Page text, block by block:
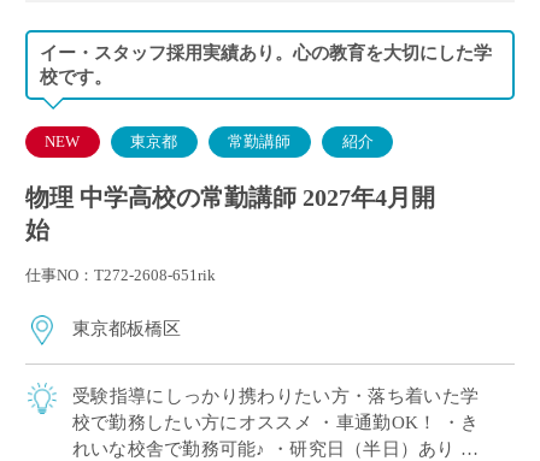
イー・スタッフ採用実績あり。心の教育を大切にした学
校です。
NEW 東京都 常勤講師 紹介
物理 中学高校の常勤講師 2027年4月開
始
仕事NO：T272-2608-651rik
東京都板橋区
受験指導にしっかり携わりたい方・落ち着いた学
校で勤務したい方にオススメ ・車通勤OK！ ・き
れいな校舎で勤務可能♪ ・研究日（半日）あり ・